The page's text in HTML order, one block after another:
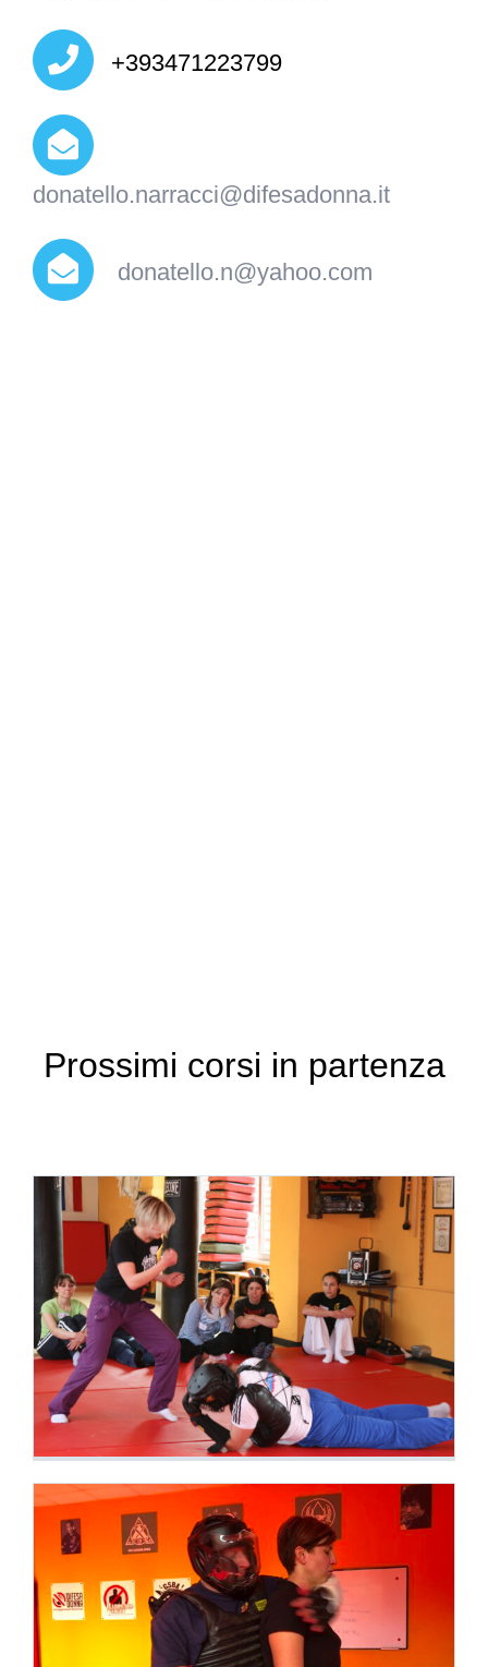
+393471223799
donatello.narracci@difesadonna.it
donatello.n@yahoo.com
Prossimi corsi in partenza